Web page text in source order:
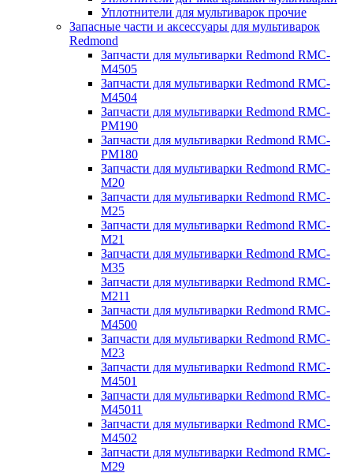
Уплотнители для мультиварок прочие
Запасные части и аксессуары для мультиварок
Redmond
Запчасти для мультиварки Redmond RMC-
M4505
Запчасти для мультиварки Redmond RMC-
M4504
Запчасти для мультиварки Redmond RMC-
PM190
Запчасти для мультиварки Redmond RMC-
PM180
Запчасти для мультиварки Redmond RMC-
M20
Запчасти для мультиварки Redmond RMC-
M25
Запчасти для мультиварки Redmond RMC-
M21
Запчасти для мультиварки Redmond RMC-
M35
Запчасти для мультиварки Redmond RMC-
M211
Запчасти для мультиварки Redmond RMC-
M4500
Запчасти для мультиварки Redmond RMC-
M23
Запчасти для мультиварки Redmond RMC-
M4501
Запчасти для мультиварки Redmond RMC-
M45011
Запчасти для мультиварки Redmond RMC-
M4502
Запчасти для мультиварки Redmond RMC-
M29